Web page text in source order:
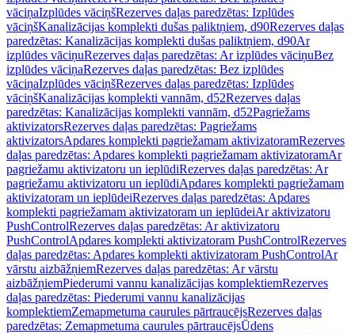
vāciņaIzplūdes vāciņšRezerves daļas paredzētas: Izplūdes
vāciņšKanalizācijas komplekti dušas paliktņiem, d90Rezerves daļas
paredzētas: Kanalizācijas komplekti dušas paliktņiem, d90Ar
izplūdes vāciņuRezerves daļas paredzētas: Ar izplūdes vāciņuBez
izplūdes vāciņaRezerves daļas paredzētas: Bez izplūdes
vāciņaIzplūdes vāciņšRezerves daļas paredzētas: Izplūdes
vāciņšKanalizācijas komplekti vannām, d52Rezerves daļas
paredzētas: Kanalizācijas komplekti vannām, d52Pagriežams
aktivizatorsRezerves daļas paredzētas: Pagriežams
aktivizatorsApdares komplekti pagriežamam aktivizatoramRezerves
daļas paredzētas: Apdares komplekti pagriežamam aktivizatoramAr
pagriežamu aktivizatoru un ieplūdiRezerves daļas paredzētas: Ar
pagriežamu aktivizatoru un ieplūdiApdares komplekti pagriežamam
aktivizatoram un ieplūdeiRezerves daļas paredzētas: Apdares
komplekti pagriežamam aktivizatoram un ieplūdeiAr aktivizatoru
PushControlRezerves daļas paredzētas: Ar aktivizatoru
PushControlApdares komplekti aktivizatoram PushControlRezerves
daļas paredzētas: Apdares komplekti aktivizatoram PushControlAr
vārstu aizbāžņiemRezerves daļas paredzētas: Ar vārstu
aizbāžņiemPiederumi vannu kanalizācijas komplektiemRezerves
daļas paredzētas: Piederumi vannu kanalizācijas
komplektiemZemapmetuma caurules pārtraucējsRezerves daļas
paredzētas: Zemapmetuma caurules pārtraucējsŪdens